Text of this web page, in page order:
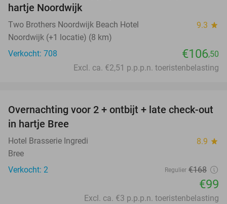
hartje Noordwijk
Two Brothers Noordwijk Beach Hotel 9.3 star
Noordwijk (+1 locatie) (8 km)
Verkocht: 708
€106,50
Excl. ca. €2,51 p.p.p.n. toeristenbelasting
41%
TODAY
Overnachting voor 2 + ontbijt + late check-out
in hartje Bree
Hotel Brasserie Ingredi 8.9 star
Bree
Verkocht: 2
Regulier €168
€99
Excl. ca. €3 p.p.p.n. toeristenbelasting